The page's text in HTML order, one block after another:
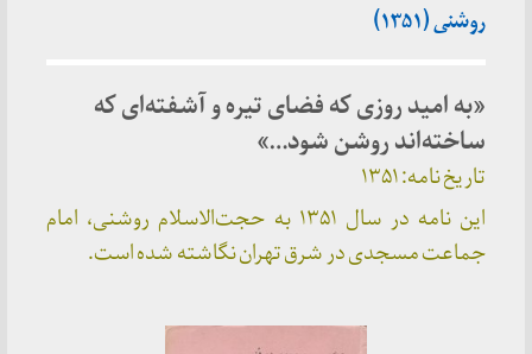
روشنی (۱۳۵۱)
«به امید روزی که فضای تیره و آشفته‌ای که
ساخته‌اند روشن شود…»
تاریخ نامه: ۱۳۵۱
این نامه در سال ۱۳۵۱ به حجت‌الاسلام روشنی، امام
جماعت مسجدی در شرق تهران نگاشته شده است.